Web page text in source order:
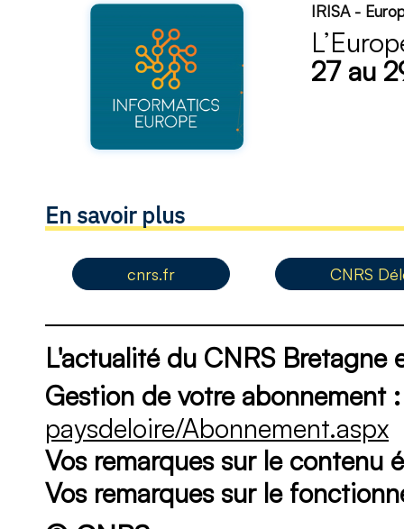
IRISA -
27 au
En savoir plus
cnrs.fr CNRS
L'actualité du CNRS Bretagne
Gestion de votre abonnement :
paysdeloire/Abonnement.aspx
Vos remarques sur le contenu
Vos remarques sur le